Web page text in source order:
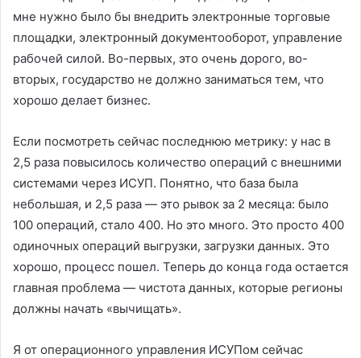
мне нужно было бы внедрить электронные торговые
площадки, электронный документооборот, управление
рабочей силой. Во-первых, это очень дорого, во-
вторых, государство не должно заниматься тем, что
хорошо делает бизнес.
Если посмотреть сейчас последнюю метрику: у нас в
2,5 раза повысилось количество операций с внешними
системами через ИСУП. Понятно, что база была
небольшая, и 2,5 раза — это рывок за 2 месяца: было
100 операций, стало 400. Но это много. Это просто 400
одиночных операций выгрузки, загрузки данных. Это
хорошо, процесс пошел. Теперь до конца года остается
главная проблема — чистота данных, которые регионы
должны начать «вычищать».
Я от операционного управления ИСУПом сейчас